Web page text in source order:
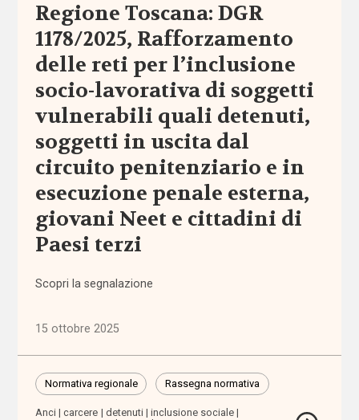
auto-
mutuo
aiuto
autodeterminazione
autonomia
autonomia
differenziata
Garante
Disabilità
Regione Toscana: DGR
1178/2025, Rafforzamento
delle reti per l’inclusione
socio-lavorativa di soggetti
vulnerabili quali detenuti,
soggetti in uscita dal
circuito penitenziario e in
esecuzione penale esterna,
giovani Neet e cittadini di
Paesi terzi
Scopri la segnalazione
15 ottobre 2025
Normativa regionale Rassegna normativa
Anci carcere detenuti
inclusione sociale